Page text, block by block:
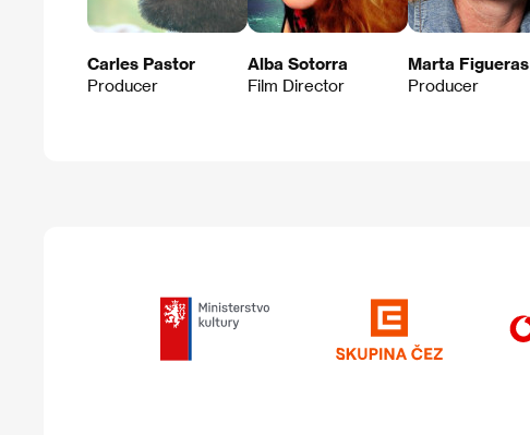
Carles Pastor
Producer
Alba Sotorra
Film Director
Marta Figueras
Producer